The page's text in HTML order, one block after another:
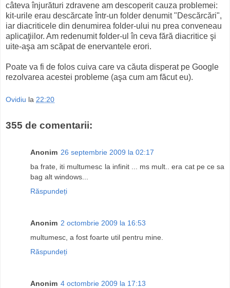
câteva înjurături zdravene am descoperit cauza problemei:
kit-urile erau descărcate într-un folder denumit "Descărcări",
iar diacriticele din denumirea folder-ului nu prea conveneau
aplicaţiilor. Am redenumit folder-ul în ceva fără diacritice şi
uite-aşa am scăpat de enervantele erori.
Poate va fi de folos cuiva care va căuta disperat pe Google
rezolvarea acestei probleme (aşa cum am făcut eu).
Ovidiu la 22:20
355 de comentarii:
Anonim 26 septembrie 2009 la 02:17
ba frate, iti multumesc la infinit ... ms mult.. era cat pe ce sa
bag alt windows...
Răspundeți
Anonim 2 octombrie 2009 la 16:53
multumesc, a fost foarte util pentru mine.
Răspundeți
Anonim 4 octombrie 2009 la 17:13